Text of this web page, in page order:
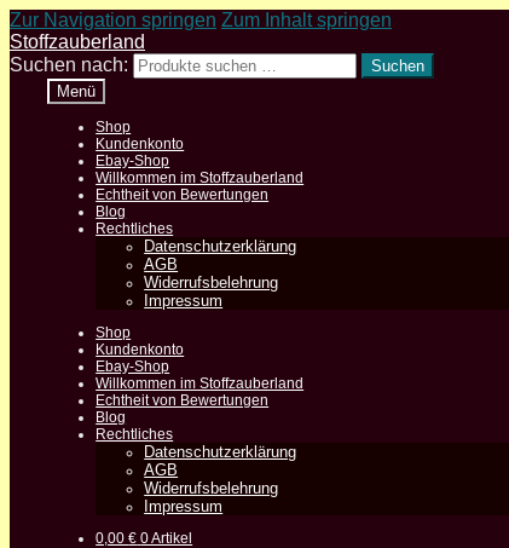
Zur Navigation springen Zum Inhalt springen
Stoffzauberland
Suchen nach:
Suchen
Menü
Shop
Kundenkonto
Ebay-Shop
Willkommen im Stoffzauberland
Echtheit von Bewertungen
Blog
Rechtliches
Datenschutzerklärung
AGB
Widerrufsbelehrung
Impressum
Shop
Kundenkonto
Ebay-Shop
Willkommen im Stoffzauberland
Echtheit von Bewertungen
Blog
Rechtliches
Datenschutzerklärung
AGB
Widerrufsbelehrung
Impressum
0,00€ 0 Artikel